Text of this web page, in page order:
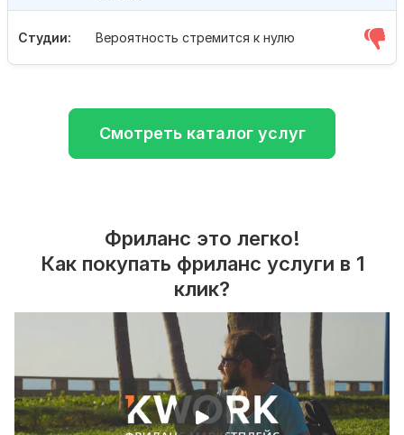
Студии: Вероятность стремится к нулю
Смотреть каталог услуг
Фриланс это легко!
Как покупать фриланс услуги в 1
клик?